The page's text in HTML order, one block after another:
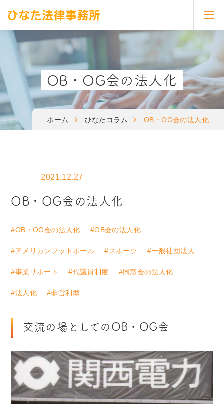
OB・OG会の法人化
ホーム ひなたコラム OB・OG会の法人化
2021.12.27
OB・OG会の法人化
#OB・OG会の法人化 #OB会の法人化
#アメリカンフットボール #スポーツ #一般社団法人
#事業サポート #代議員制度 #同窓会の法人化
#法人化 #非営利型
交流の場としてのOB・OG会